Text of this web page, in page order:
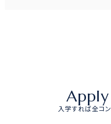
Apply
入学すれば全コ